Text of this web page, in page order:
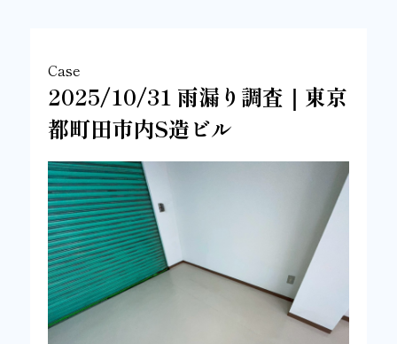
Case
2025/10/31 雨漏り調査｜東京
都町田市内S造ビル